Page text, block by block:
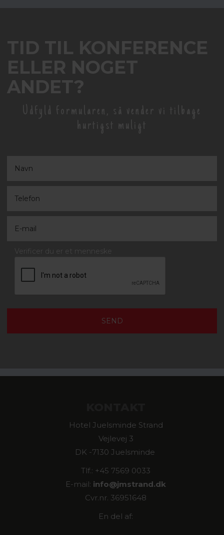
TID TIL KONFERENCE
ELLER NOGET
ANDET?
Udfyld formularen, så vender vi tilbage
hurtigst muligt
Verificer du er et menneske
Hotel Juelsminde Strand
Vejlevej 3
DK -7130 Juelsminde
Tlf.: +45 7569 0033
E-mail: info@jmstrand.dk
Cvr.nr. 36951648
En del af: